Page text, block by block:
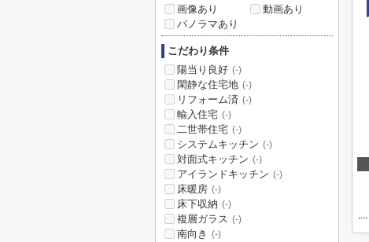
画像あり
動画あり
パノラマあり
こだわり条件
陽当り良好 (-)
閑静な住宅地 (-)
リフォーム済 (-)
輸入住宅 (-)
二世帯住宅 (-)
システムキッチン (-)
対面式キッチン (-)
アイランドキッチン (-)
床暖房 (-)
床下収納 (-)
複層ガラス (-)
南向き (-)